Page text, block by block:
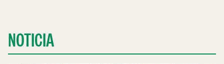
NOTICIA